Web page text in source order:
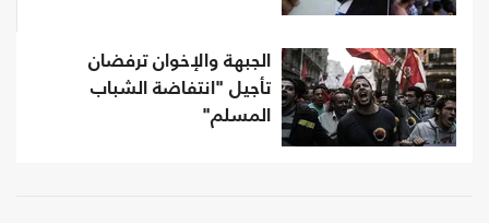
الجبهة والإخوان ترفضان
تأجيل "انتفاضة الشباب
المسلم"